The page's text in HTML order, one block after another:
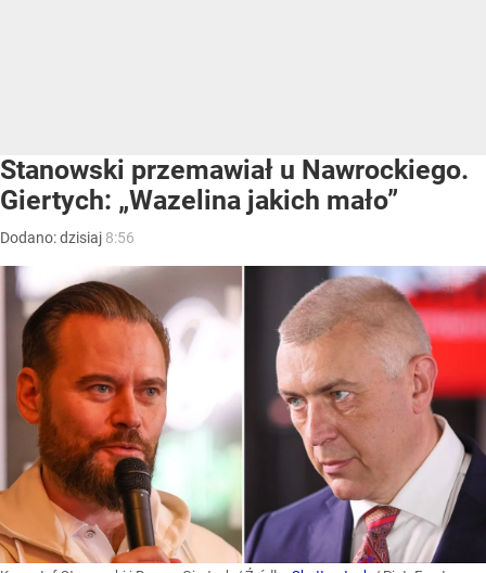
Stanowski przemawiał u Nawrockiego.
Giertych: „Wazelina jakich mało”
Dodano:dzisiaj 8:56